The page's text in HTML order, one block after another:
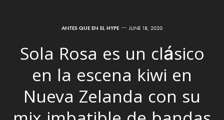
ANTES QUE EN EL HYPE JUNE 18, 2020
Sola Rosa es un clásico
en la escena kiwi en
Nueva Zelanda con su